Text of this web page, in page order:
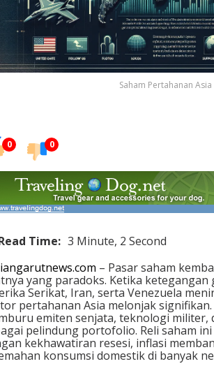
Saham Pertahanan
0 0
Time: 3 Minute, 2 Second
– Pasar saham
yang paradoks. Ketika
Serikat, Iran, serta Venezuela
pertahanan Asia melonjak
emiten senjata, teknologi militer,
pelindung portofolio. Reli saham
kekhawatiran resesi, inflasi
konsumsi domestik di banyak